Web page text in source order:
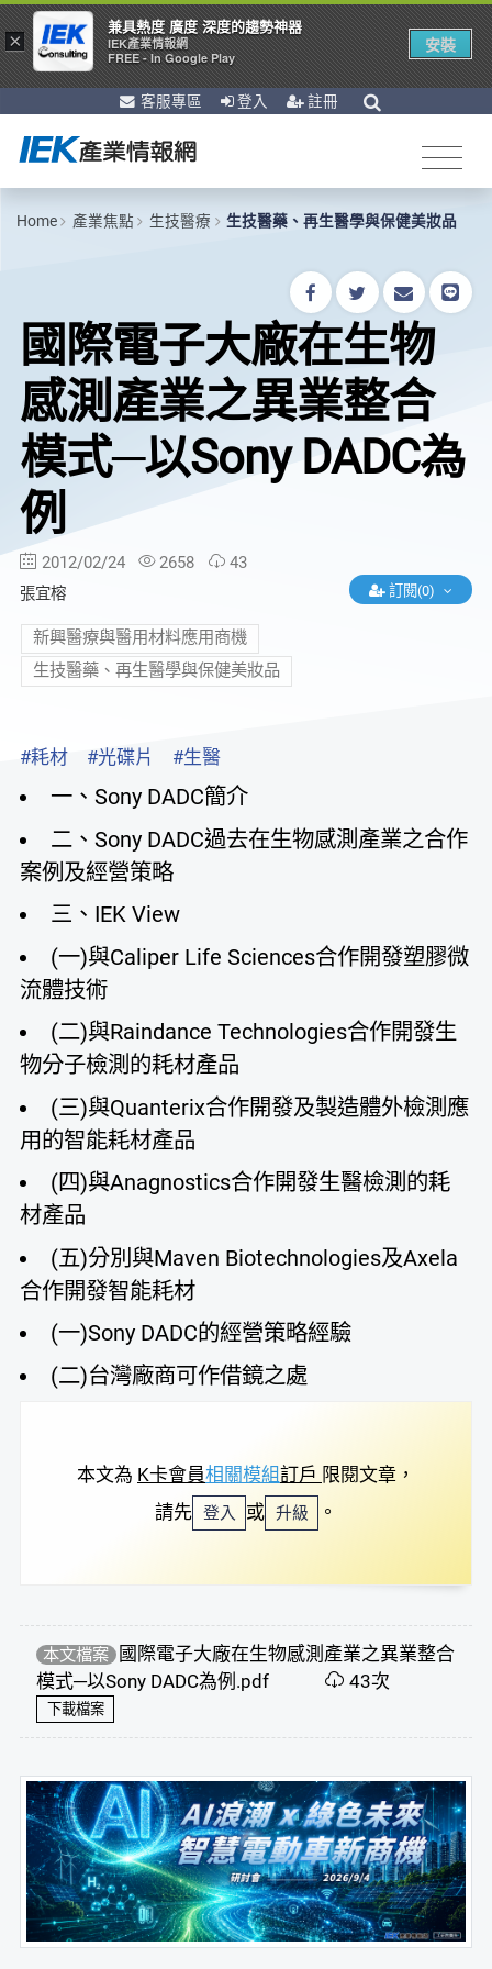
客服專區 登入 註冊
Home 產業焦點 生技醫療 生技醫藥、再生醫學與保健美妝品
國際電子大廠在生物
感測產業之異業整合
模式─以Sony DADC為
例
2012/02/24 2658 43
張宜榕 訂閱(0)
新興醫療與醫用材料應用商機
生技醫藥、再生醫學與保健美妝品
#耗材 #光碟片 #生醫
一、Sony DADC簡介
二、Sony DADC過去在生物感測產業之合作
案例及經營策略
三、IEK View
(一)與Caliper Life Sciences合作開發塑膠微
流體技術
(二)與Raindance Technologies合作開發生
物分子檢測的耗材產品
(三)與Quanterix合作開發及製造體外檢測應
用的智能耗材產品
(四)與Anagnostics合作開發生醫檢測的耗
材產品
(五)分別與Maven Biotechnologies及Axela
合作開發智能耗材
(一)Sony DADC的經營策略經驗
(二)台灣廠商可作借鏡之處
本文為 K卡會員相關模組訂戶 限閱文章，
請先 登入 或 升級 。
本文檔案
國際電子大廠在生物感測產業之異業整合
模式─以Sony DADC為例.pdf
43次
下載檔案
×
兼具熱度 廣度 深度的趨勢神器
IEK產業情報網
FREE - In Google Play
安裝